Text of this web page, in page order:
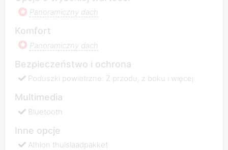
Panoramiczny dach
Komfort
Panoramiczny dach
Bezpieczeństwo i ochrona
Poduszki powietrzne: Z przodu, z boku i więcej
Multimedia
Bluetooth
Inne opcje
Athlon thuislaadpakket